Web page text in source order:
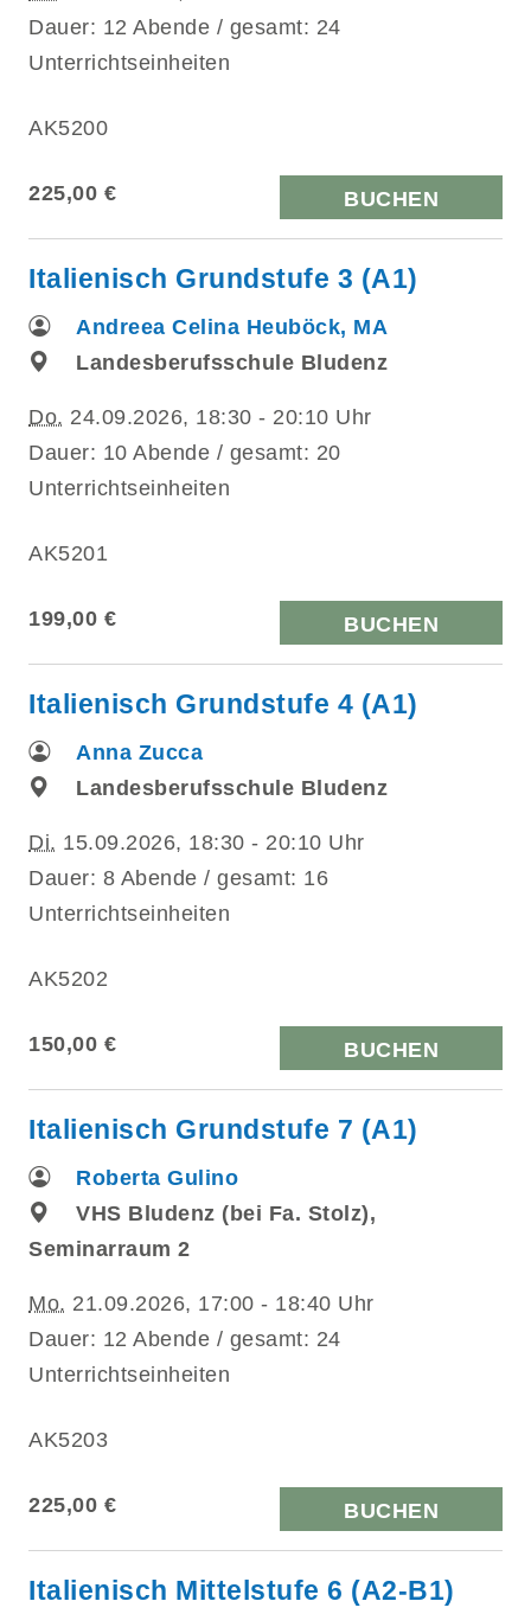
Dauer: 12 Abende / gesamt: 24
Unterrichtseinheiten
AK5200
225,00 € BUCHEN
Italienisch Grundstufe 3 (A1)
Andreea Celina Heuböck, MA
Landesberufsschule Bludenz
Do. 24.09.2026, 18:30 - 20:10 Uhr
Dauer: 10 Abende / gesamt: 20
Unterrichtseinheiten
AK5201
199,00 € BUCHEN
Italienisch Grundstufe 4 (A1)
Anna Zucca
Landesberufsschule Bludenz
Di. 15.09.2026, 18:30 - 20:10 Uhr
Dauer: 8 Abende / gesamt: 16
Unterrichtseinheiten
AK5202
150,00 € BUCHEN
Italienisch Grundstufe 7 (A1)
Roberta Gulino
VHS Bludenz (bei Fa. Stolz),
Seminarraum 2
Mo. 21.09.2026, 17:00 - 18:40 Uhr
Dauer: 12 Abende / gesamt: 24
Unterrichtseinheiten
AK5203
225,00 € BUCHEN
Italienisch Mittelstufe 6 (A2-B1)